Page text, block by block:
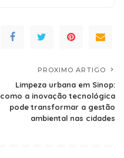
PROXIMO ARTIGO
Limpeza urbana em Sinop:
como a inovação tecnológica
pode transformar a gestão
ambiental nas cidades